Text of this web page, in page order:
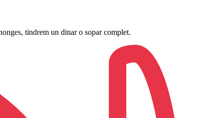
tindrem un dinar o sopar complet.